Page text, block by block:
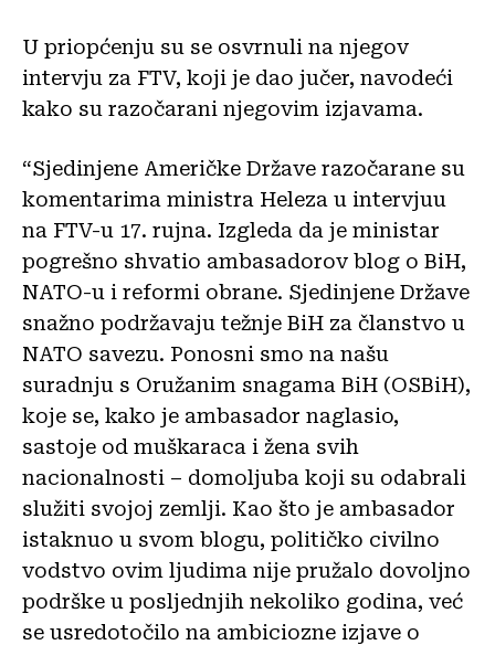
U priopćenju su se osvrnuli na njegov
intervju za FTV, koji je dao jučer, navodeći
kako su razočarani njegovim izjavama.
“Sjedinjene Američke Države razočarane su
komentarima ministra Heleza u intervjuu
na FTV-u 17. rujna. Izgleda da je ministar
pogrešno shvatio ambasadorov blog o BiH,
NATO-u i reformi obrane. Sjedinjene Države
snažno podržavaju težnje BiH za članstvo u
NATO savezu. Ponosni smo na našu
suradnju s Oružanim snagama BiH (OSBiH),
koje se, kako je ambasador naglasio,
sastoje od muškaraca i žena svih
nacionalnosti – domoljuba koji su odabrali
služiti svojoj zemlji. Kao što je ambasador
istaknuo u svom blogu, političko civilno
vodstvo ovim ljudima nije pružalo dovoljno
podrške u posljednjih nekoliko godina, već
se usredotočilo na ambiciozne izjave o